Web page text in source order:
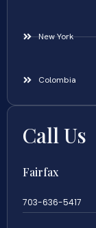
New York
Colombia
Call Us
Fairfax
703-636-5417